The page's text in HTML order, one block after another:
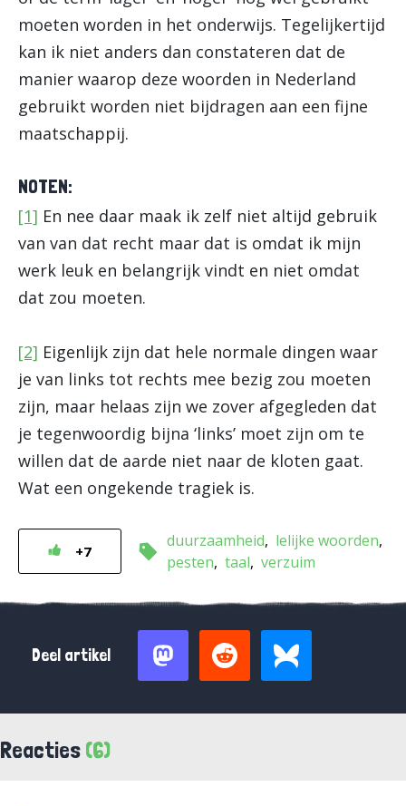
moeten worden in het onderwijs. Tegelijkertijd
kan ik niet anders dan constateren dat de
manier waarop deze woorden in Nederland
gebruikt worden niet bijdragen aan een fijne
maatschappij.
NOTEN:
[1] En nee daar maak ik zelf niet altijd gebruik
van van dat recht maar dat is omdat ik mijn
werk leuk en belangrijk vindt en niet omdat
dat zou moeten.
[2] Eigenlijk zijn dat hele normale dingen waar
je van links tot rechts mee bezig zou moeten
zijn, maar helaas zijn we zover afgegleden dat
je tegenwoordig bijna ‘links’ moet zijn om te
willen dat de aarde niet naar de kloten gaat.
Wat een ongekende tragiek is.
+7
duurzaamheid
lelijke woorden
pesten taal verzuim
Deel artikel
Reacties (6)